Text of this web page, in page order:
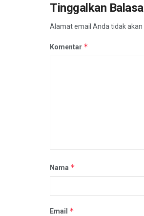
Tinggalkan
Alamat email Anda tidak akan
Komentar *
Nama *
Email *